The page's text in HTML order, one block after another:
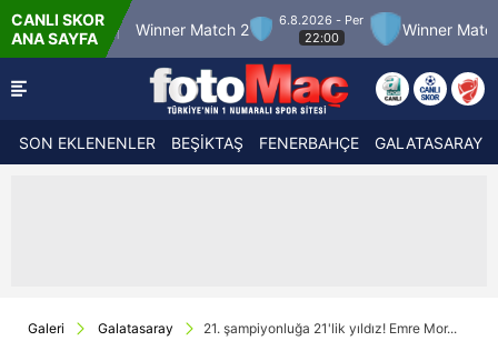
CANLI SKOR
ANA SAYFA
12 Winner Match 2
6.8.2026 - Per
22:00
Winner Match 3
SON EKLENENLER BEŞİKTAŞ FENERBAHÇE GALATASARAY
Galeri Galatasaray 21. şampiyonluğa 21'lik yıldız! Emre Mor...